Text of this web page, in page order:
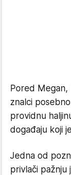
Pored Megan,
znalci
providnu
događaju koji
Jedna od
privlači pažnju